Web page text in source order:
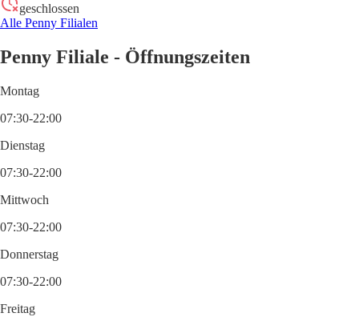
geschlossen
Alle Penny Filialen
Penny Filiale - Öffnungszeiten
Montag
07:30-22:00
Dienstag
07:30-22:00
Mittwoch
07:30-22:00
Donnerstag
07:30-22:00
Freitag